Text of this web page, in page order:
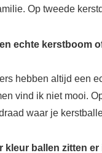
Op tweede
echte kerstboom
hebben altijd een
vind ik niet mooi.
waar je
kleur ballen zitten